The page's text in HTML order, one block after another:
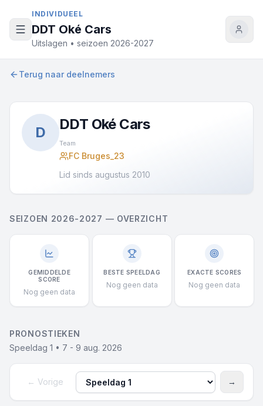
INDIVIDUEEL
DDT Oké Cars
Uitslagen • seizoen 2026-2027
Terug naar deelnemers
D DDT Oké Cars
Team
FC Bruges_23
Lid sinds augustus 2010
SEIZOEN 2026-2027 — OVERZICHT
GEMIDDELDE
SCORE
Nog geen data
BESTE SPEELDAG
Nog geen data
EXACTE SCORES
Nog geen data
PRONOSTIEKEN
Speeldag 1 • 7 - 9 aug. 2026
← Vorige
→